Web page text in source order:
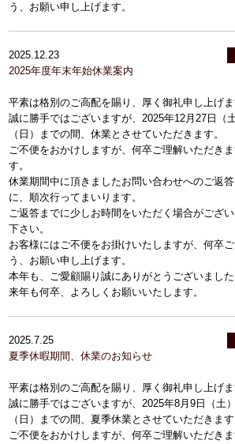
う、お願い申し上げます。
2025.12.23
2025年度年末年始休業案内
平素は格別のご高配を賜り、厚く御礼申し上げま
誠に勝手ではございますが、2025年12月27日（
（日）までの間、休業とさせていただきます。
ご不便をおかけしますが、何卒ご理解いただき
す。
休業期間中に頂きましたお問い合わせへのご返
に、順次行ってまいります。
ご返答までに少しお時間をいただく場合がござ
下さい。
お客様にはご不便をお掛けいたしますが、何卒
う、お願い申し上げます。
本年も、ご愛顧賜り誠にありがとうございました
来年も何卒、よろしくお願いいたします。
2025.7.25
夏季休暇期間、休業のお知らせ
平素は格別のご高配を賜り、厚く御礼申し上げま
誠に勝手ではございますが、2025年8月9日（土
（日）までの間、夏季休業とさせていただきます
ご不便をおかけしますが、何卒ご理解いただき